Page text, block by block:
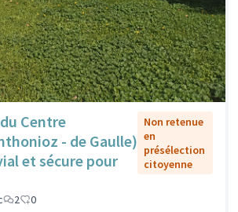
Centre
- de Gaulle)
et sécure pour
Non retenue
en
présélection
citoyenne
2 0